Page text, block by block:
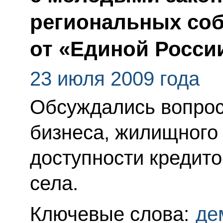
региональных
от «Единой
23 июля 2009 года
Обсуждались
бизнеса,
доступности
села.
Ключевые слова: